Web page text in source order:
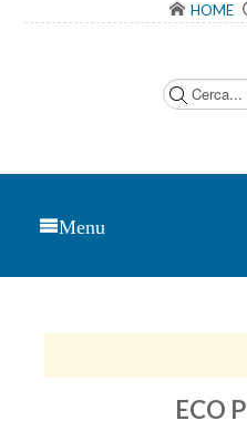
HOME
Menu
ECO